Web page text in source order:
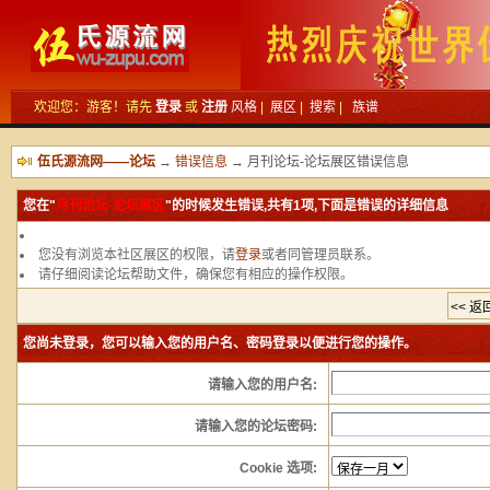
欢迎您：游客！请先 登录 或 注册 风格 展区 搜索 族谱
伍氏源流网——论坛 → 错误信息 → 月刊论坛-论坛展区错误信息
您在"月刊论坛-论坛展区"的时候发生错误,共有1项,下面是错误的详细信息
您没有浏览本社区展区的权限，请登录或者同管理员联系。
请仔细阅读论坛帮助文件，确保您有相应的操作权限。
您尚未登录，您可以输入您的用户名、密码登录以便进行您的操作。
请输入您的用户名:
请输入您的论坛密码:
Cookie 选项: